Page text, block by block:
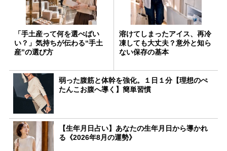
「手土産って何を選べばい
い？」気持ちが伝わる“手土
産”の選び方
溶けてしまったアイス、再冷
凍しても大丈夫？意外と知ら
ない保存の基本
弱った腹筋と体幹を強化。１日１分【理想のぺ
たんこお腹へ導く】簡単習慣
【生年月日占い】あなたの生年月日から導かれ
る《2026年8月の運勢》